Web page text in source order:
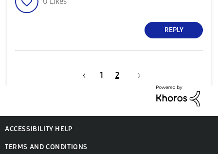
REPLY
1 2
ACCESSIBILITY HELP
TERMS AND CONDITIONS